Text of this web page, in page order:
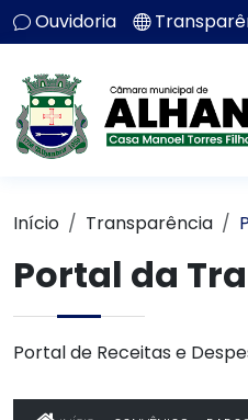
Ouvidoria
Início Transparência
Portal da
Portal de Receitas e